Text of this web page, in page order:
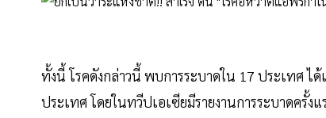
ทั้งนี้ โรคดังกล่าวนี้ พบการระบาดใน 17 ประเทศ
ประเทศ โดยในทวีปเอเซียมีรายงานการระบาดค